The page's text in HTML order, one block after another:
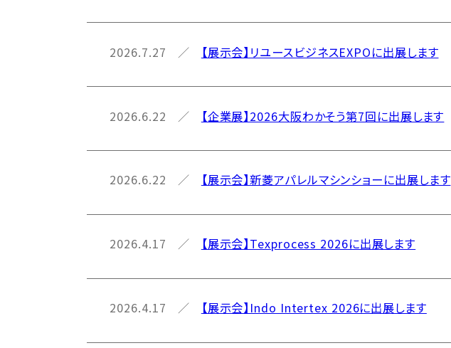
2026.7.27 【展示会】リユースビジネスEXPOに出展します
2026.6.22 【企業展】2026大阪わかそう第7回に出展します
2026.6.22 【展示会】新菱アパレルマシンショーに出展します
2026.4.17 【展示会】Texprocess 2026に出展します
2026.4.17 【展示会】Indo Intertex 2026に出展します